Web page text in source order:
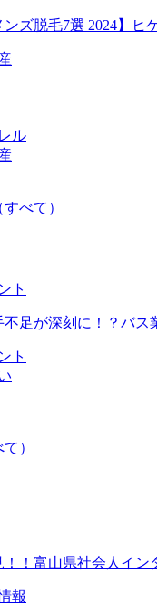
ンズ脱毛7選 2024】
ル
すべて）
ト
不足が深刻に！？バ
ト
て）
！富山県社会人イン
報